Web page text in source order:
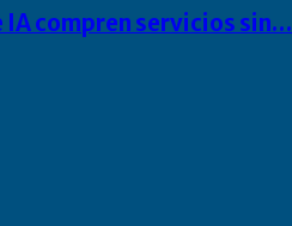
compren servicios sin…